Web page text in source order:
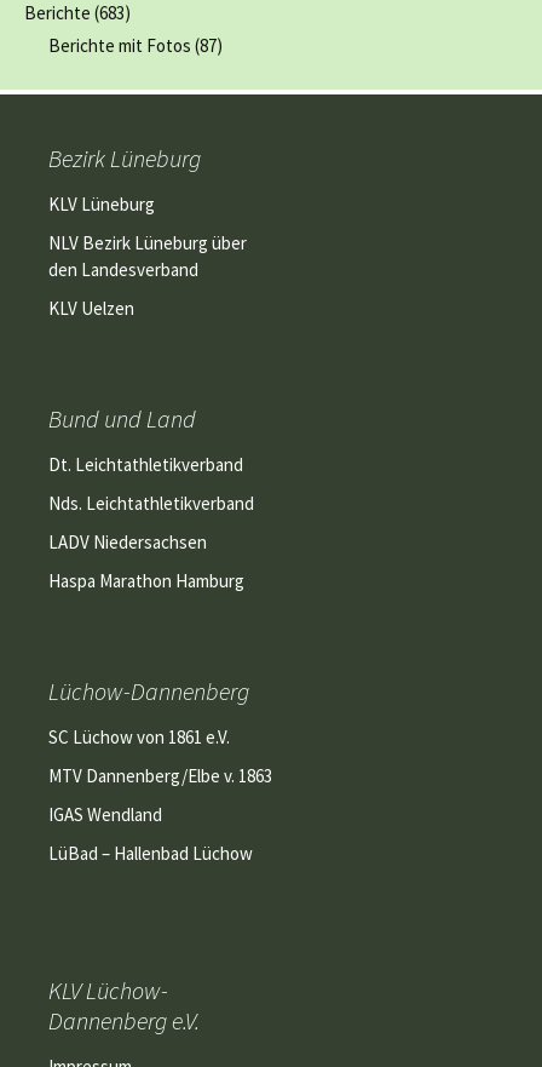
Berichte (683)
Berichte mit Fotos (87)
Bezirk Lüneburg
KLV Lüneburg
NLV Bezirk Lüneburg über
den Landesverband
KLV Uelzen
Bund und Land
Dt. Leichtathletikverband
Nds. Leichtathletikverband
LADV Niedersachsen
Haspa Marathon Hamburg
Lüchow-Dannenberg
SC Lüchow von 1861 e.V.
MTV Dannenberg/Elbe v. 1863
IGAS Wendland
LüBad – Hallenbad Lüchow
KLV Lüchow-
Dannenberg e.V.